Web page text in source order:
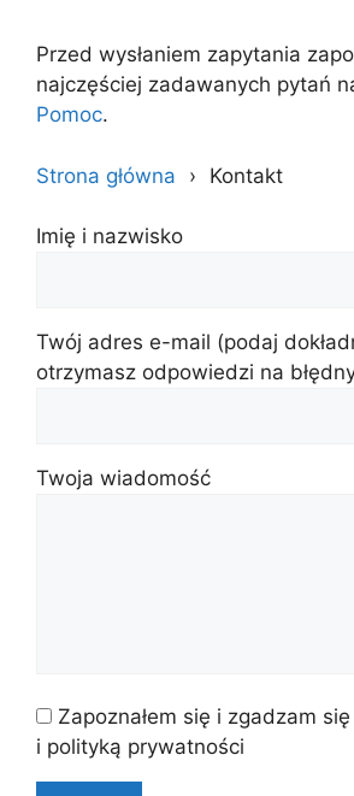
Przed wysłaniem zapytania
najczęściej zadawanych pytań
Pomoc.
Strona główna Kontakt
Imię i nazwisko
Twój adres e-mail (podaj
otrzymasz odpowiedzi na
Twoja wiadomość
Zapoznałem się i zgadzam
i polityką prywatności